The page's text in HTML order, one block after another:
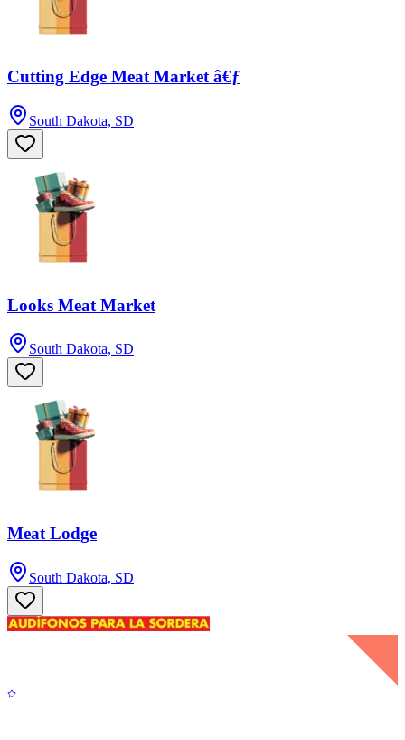
Cutting Edge Meat Market â€ƒ
South Dakota, SD
Looks Meat Market
South Dakota, SD
Meat Lodge
South Dakota, SD